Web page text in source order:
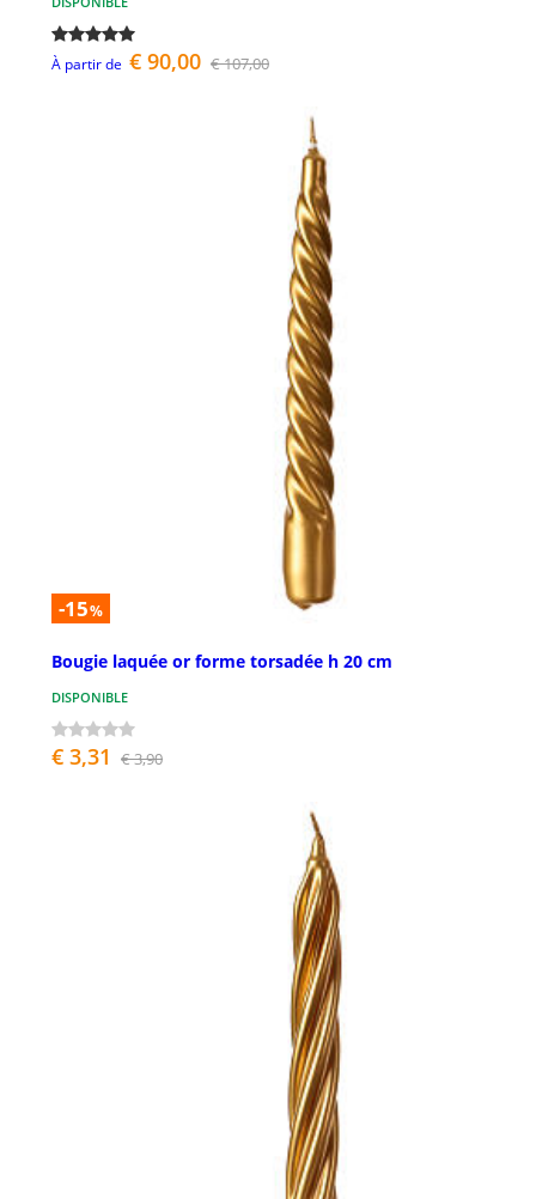
À partir de € 90,00 € 107,00
-15%
Bougie laquée or forme torsadée h 20 cm
DISPONIBLE
€ 3,31 € 3,90